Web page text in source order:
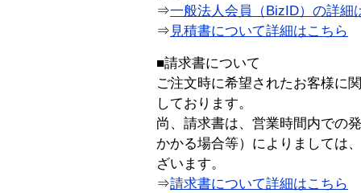
⇒一般法人会員（BizID）の詳細
⇒ 見積書について詳細はこちら
■請求書について
ご注文時に希望されたお客様に
しております。
尚、請求書は、営業時間内での
かかる場合等）によりましては
ざいます。
⇒請求書について詳細はこちら